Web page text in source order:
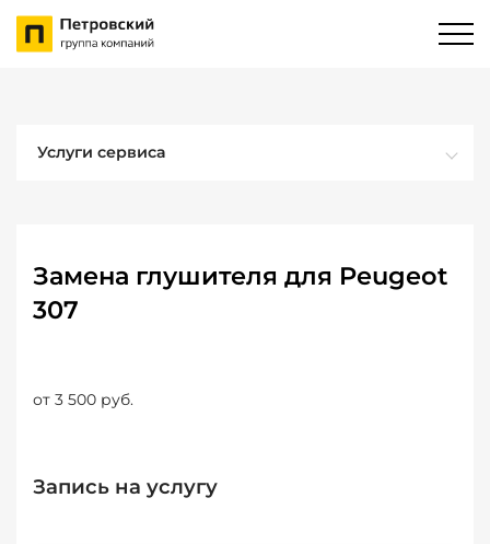
Услуги сервиса
Замена глушителя для Peugeot
307
от 3 500 руб.
Запись на услугу